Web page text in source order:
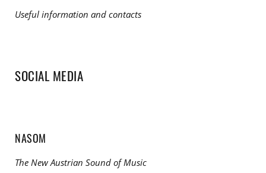
Useful information and contacts
SOCIAL MEDIA
NASOM
The New Austrian Sound of Music